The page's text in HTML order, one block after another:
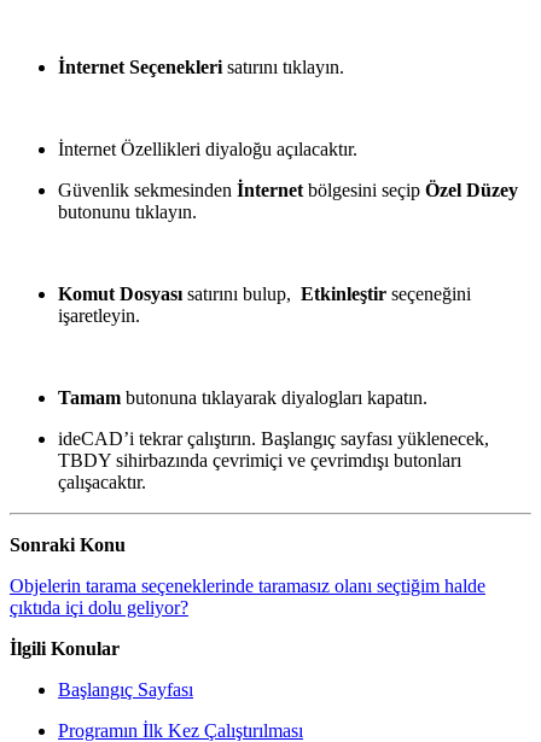
İnternet Seçenekleri satırını tıklayın.
İnternet Özellikleri diyaloğu açılacaktır.
Güvenlik sekmesinden İnternet bölgesini seçip Özel Düzey
butonunu tıklayın.
Komut Dosyası satırını bulup, Etkinleştir seçeneğini
işaretleyin.
Tamam butonuna tıklayarak diyalogları kapatın.
ideCAD’i tekrar çalıştırın. Başlangıç sayfası yüklenecek,
TBDY sihirbazında çevrimiçi ve çevrimdışı butonları
çalışacaktır.
Sonraki Konu
Objelerin tarama seçeneklerinde taramasız olanı seçtiğim halde
çıktıda içi dolu geliyor?
İlgili Konular
Başlangıç Sayfası
Programın İlk Kez Çalıştırılması